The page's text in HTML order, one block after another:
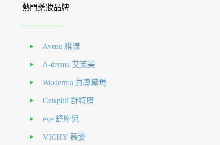
熱門藥妝品牌
Avene 雅漾
A-derma 艾芙美
Bioderma 貝膚黛瑪
Cetaphil 舒特膚
eve 舒摩兒
VICHY 薇姿